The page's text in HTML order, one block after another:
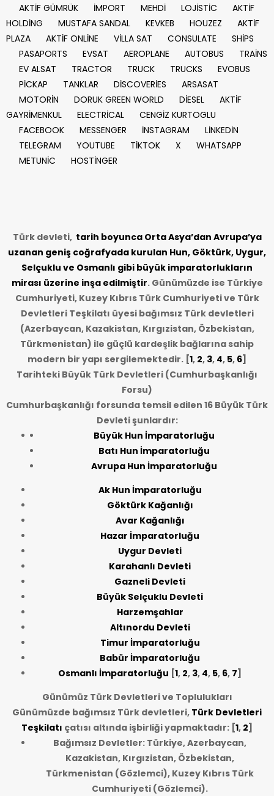
AKTİF GÜMRÜK
İMPORT MEHDİ LOJİSTİC
AKTİF
HOLDİNG
MUSTAFA SANDAL KEVKEB HOUZEZ
AKTİF
PLAZA
AKTİF ONLİNE VİLLA SAT CONSULATE
SHİPS
PASAPORTS
EVSAT AEROPLANE AUTOBUS
TRAİNS
EV ALSAT
TRACTOR TRUCK TRUCKS
EVOBUS
PİCKAP
TANKLAR DİSCOVERİES
ARSASAT
MOTORİN
DORUK GREEN WORLD DİESEL
AKTİF
GAYRİMENKUL
ELECTRİCAL
CENGİZ KURTOGLU
FACEBOOK
MESSENGER İNSTAGRAM
LİNKEDİN
TELEGRAM
YOUTUBE TİKTOK X
WHATSAPP
METUNİC
HOSTİNGER
Türk devleti, tarih boyunca Orta Asya’dan Avrupa’ya
uzanan geniş coğrafyada kurulan Hun, Göktürk, Uygur,
Selçuklu ve Osmanlı gibi büyük imparatorlukların
mirası üzerine inşa edilmiştir. Günümüzde ise Türkiye
Cumhuriyeti, Kuzey Kıbrıs Türk Cumhuriyeti ve Türk
Devletleri Teşkilatı üyesi bağımsız Türk devletleri
(Azerbaycan, Kazakistan, Kırgızistan, Özbekistan,
Türkmenistan) ile güçlü kardeşlik bağlarına sahip
modern bir yapı sergilemektedir. [1, 2, 3, 4, 5, 6]
Tarihteki Büyük Türk Devletleri (Cumhurbaşkanlığı
Forsu)
Cumhurbaşkanlığı forsunda temsil edilen 16 Büyük Türk
Devleti şunlardır:
Büyük Hun İmparatorluğu
Batı Hun İmparatorluğu
Avrupa Hun İmparatorluğu
Ak Hun İmparatorluğu
Göktürk Kağanlığı
Avar Kağanlığı
Hazar İmparatorluğu
Uygur Devleti
Karahanlı Devleti
Gazneli Devleti
Büyük Selçuklu Devleti
Harzemşahlar
Altınordu Devleti
Timur İmparatorluğu
Babür İmparatorluğu
Osmanlı İmparatorluğu [1, 2, 3, 4, 5, 6, 7]
Günümüz Türk Devletleri ve Toplulukları
Günümüzde bağımsız Türk devletleri, Türk Devletleri
Teşkilatı çatısı altında işbirliği yapmaktadır: [1, 2]
Bağımsız Devletler: Türkiye, Azerbaycan,
Kazakistan, Kırgızistan, Özbekistan,
Türkmenistan (Gözlemci), Kuzey Kıbrıs Türk
Cumhuriyeti (Gözlemci).